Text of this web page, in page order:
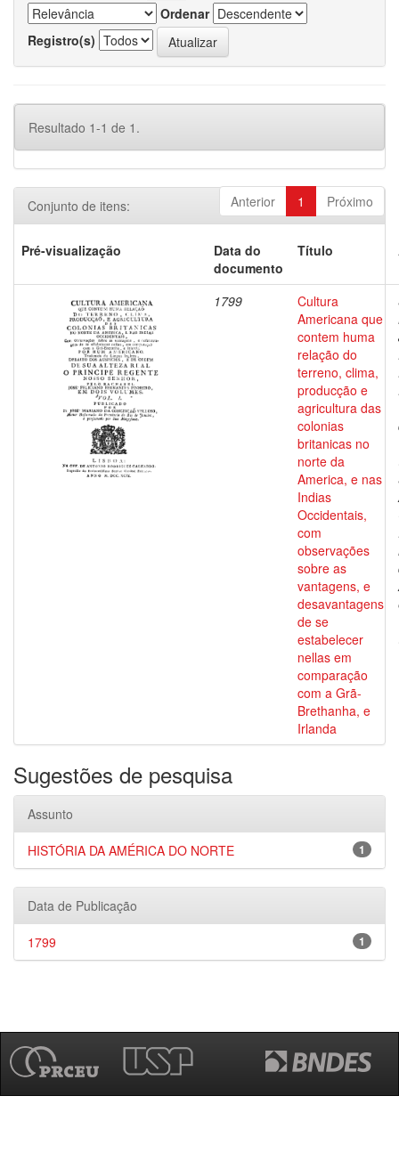
Ordenar
Registro(s)
Resultado 1-1 de 1.
Anterior 1 Próximo
Conjunto de itens:
Pré-visualização
Data do
documento
Título
1799
Cultura
Americana que
contem huma
relação do
terreno, clima,
producção e
agricultura das
colonias
britanicas no
norte da
America, e nas
Indias
Occidentais,
com
observações
sobre as
vantagens, e
desavantagens
de se
estabelecer
nellas em
comparação
com a Grã-
Brethanha, e
Irlanda
Sugestões de pesquisa
Assunto
1
HISTÓRIA DA AMÉRICA DO NORTE
Data de Publicação
1
1799